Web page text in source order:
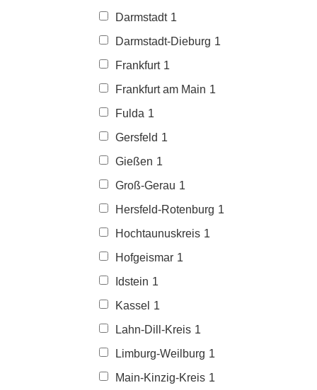
Darmstadt 1
Darmstadt-Dieburg 1
Frankfurt 1
Frankfurt am Main 1
Fulda 1
Gersfeld 1
Gießen 1
Groß-Gerau 1
Hersfeld-Rotenburg 1
Hochtaunuskreis 1
Hofgeismar 1
Idstein 1
Kassel 1
Lahn-Dill-Kreis 1
Limburg-Weilburg 1
Main-Kinzig-Kreis 1